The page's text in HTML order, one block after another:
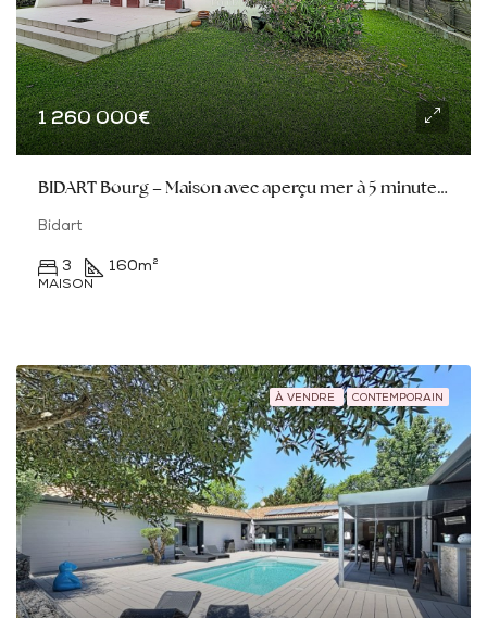
1 260 000€
BIDART Bourg – Maison avec aperçu mer à 5 minutes du centre
Bidart
3 160m²
MAISON
À VENDRE CONTEMPORAIN